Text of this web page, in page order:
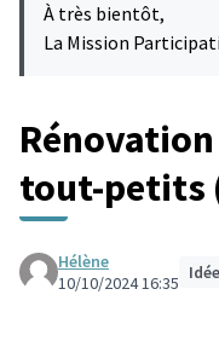
À très bientôt,
La Mission
tout-petits
Hélène
10/10/2024 16:35